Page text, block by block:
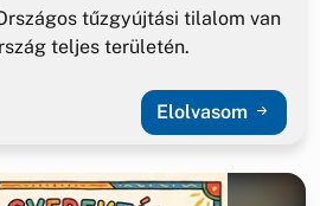
tűzgyújtási tilalom van
teljes területén.
Elolvasom